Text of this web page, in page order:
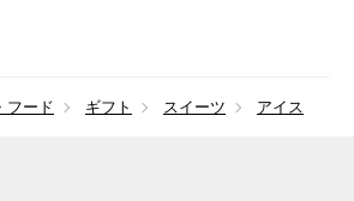
フード ギフト スイーツ アイス